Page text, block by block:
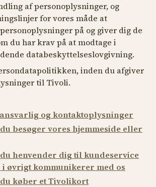
af personoplysninger, og
for vores måde at
på og giver dig de
du har krav på at modtage i
databeskyttelseslovgivning.
inden du afgiver
til Tivoli.
og kontaktoplysninger
besøger vores hjemmeside eller
henvender dig til kundeservice
øvrigt kommunikerer med os
køber et Tivolikort